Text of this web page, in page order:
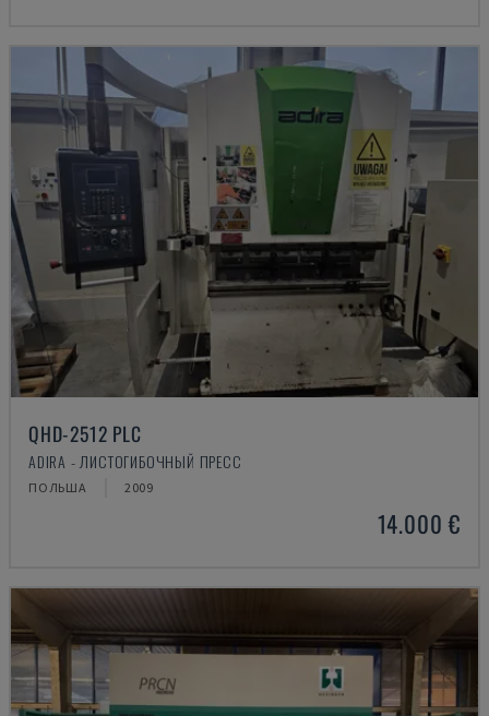
QHD-2512 PLC
ADIRA - ЛИСТОГИБОЧНЫЙ ПРЕСС
ПОЛЬША 2009
14.000 €